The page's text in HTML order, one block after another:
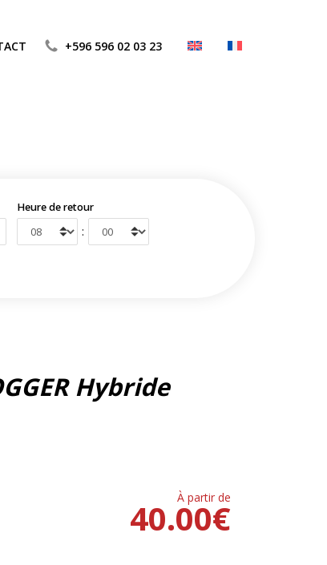
+596 596 02 03 23
Heure de retour
:
Hybride
À partir de
€
40.00